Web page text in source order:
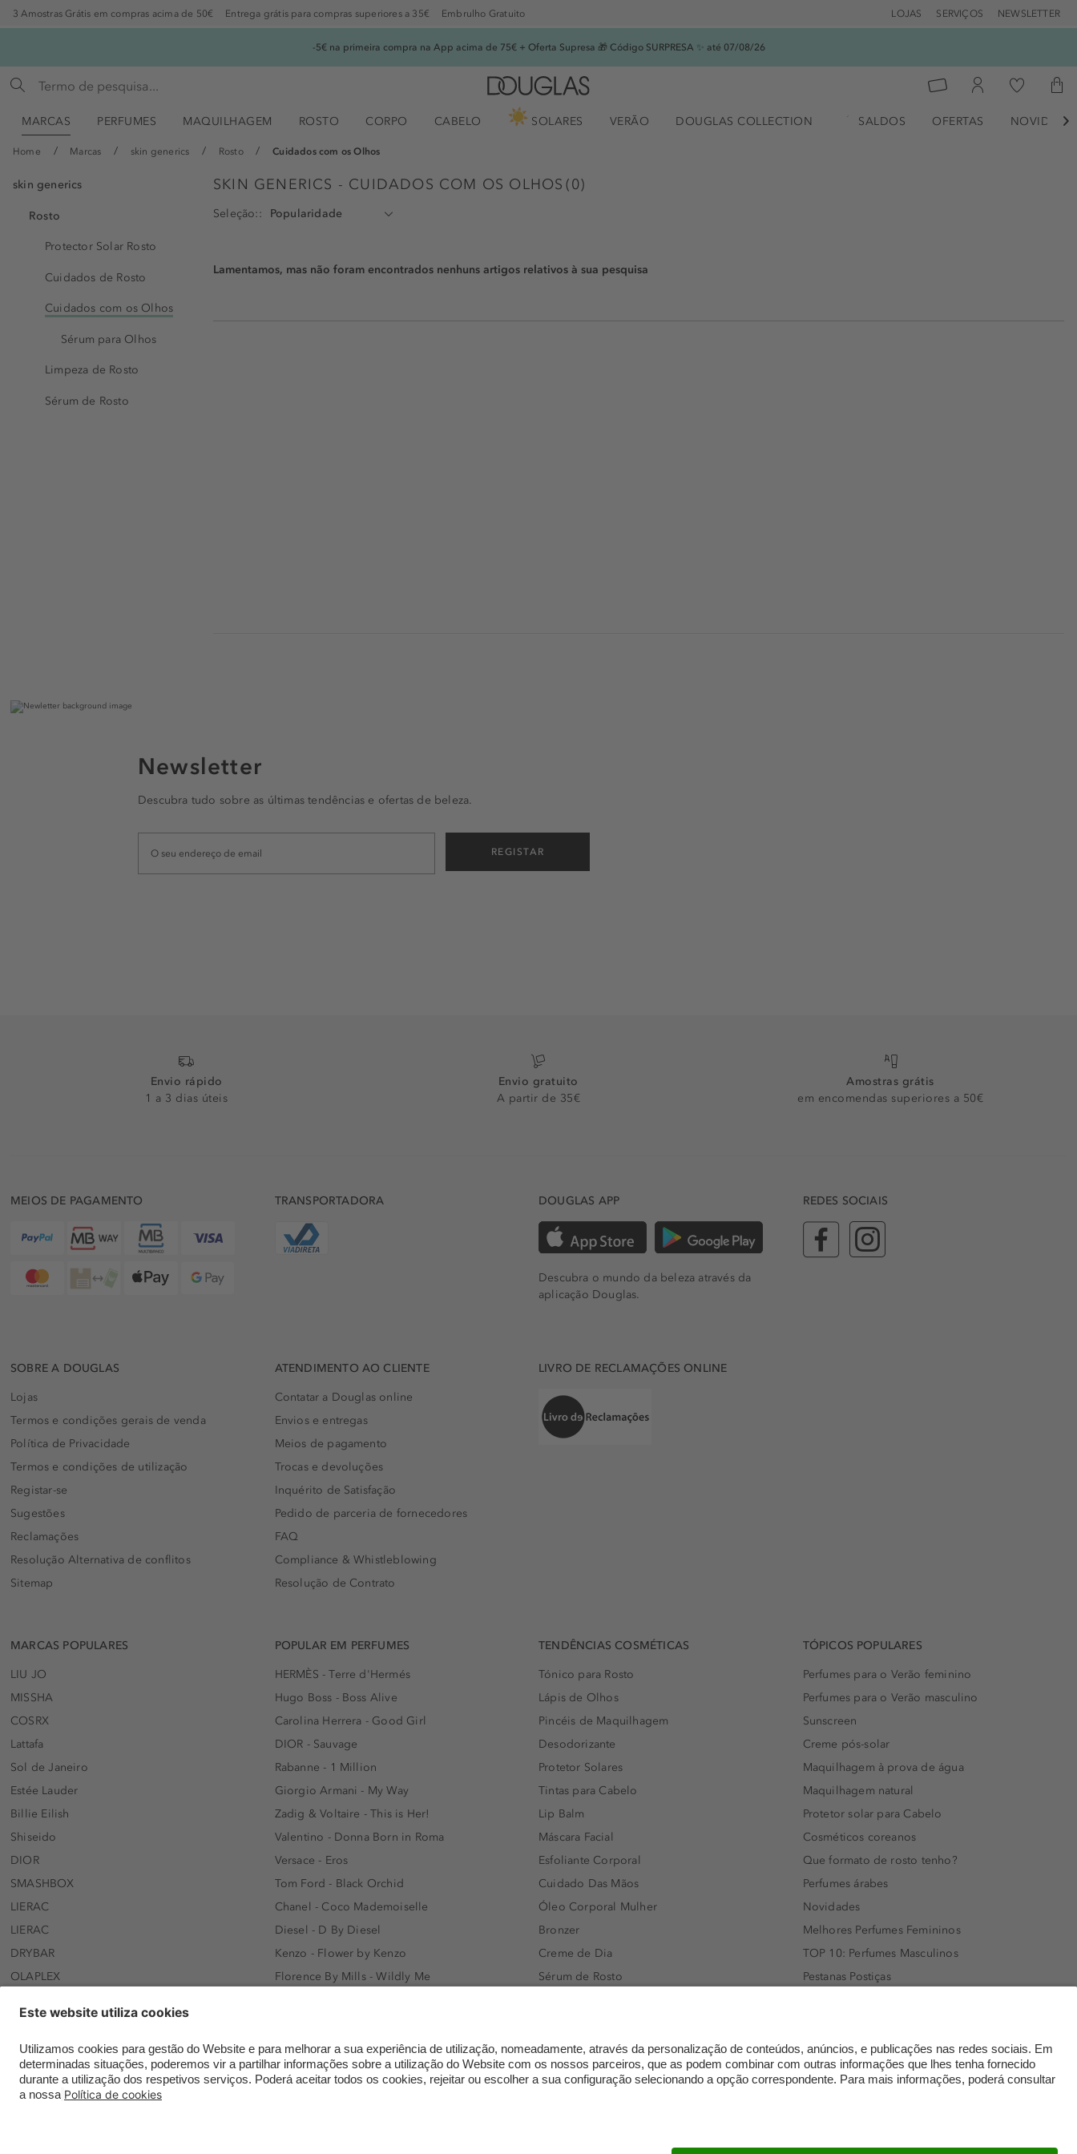
3 Amostras Grátis em compras acima de 50€ Entrega grátis para compras superiores a 35€ Embrulho Gratuito LOJAS SERVIÇOS NEWSLETTER
-5€ na primeira compra na App acima de 75€ + Oferta Supresa 🎁 Código SURPRESA ✨ até 07/08/26
MARCAS PERFUMES MAQUILHAGEM ROSTO CORPO CABELO SOLARES VERÃO DOUGLAS COLLECTION SALDOS OFERTAS 
Home Marcas skin generics Rosto Cuidados com os Olhos
skin generics
Rosto
Protector Solar Rosto
Cuidados de Rosto
Cuidados com os Olhos
Sérum para Olhos
Limpeza de Rosto
Sérum de Rosto
SKIN GENERICS - CUIDADOS COM OS OLHOS (0)
Seleção:
Lamentamos, mas não foram encontrados nenhuns artigos relativos à sua pesquisa
Newsletter
Descubra tudo sobre as últimas tendências e ofertas de beleza.
REGISTAR
Envio rápido
1 a 3 dias úteis
Envio gratuito
A partir de 35€
Amostras grátis
em encomendas superiores a 50€
MEIOS DE PAGAMENTO TRANSPORTADORA DOUGLAS APP
Descubra o mundo da beleza através da
aplicação Douglas.
REDES SOCIAIS
SOBRE A DOUGLAS
Lojas
Termos e condições gerais de venda
Política de Privacidade
Termos e condições de utilização
Registar-se
Sugestões
Reclamações
Resolução Alternativa de conflitos
Sitemap
ATENDIMENTO AO CLIENTE
Contatar a Douglas online
Envios e entregas
Meios de pagamento
Trocas e devoluções
Inquérito de Satisfação
Pedido de parceria de fornecedores
FAQ
Compliance & Whistleblowing
Resolução de Contrato
LIVRO DE RECLAMAÇÕES ONLINE
MARCAS POPULARES
LIU JO
MISSHA
COSRX
Lattafa
Sol de Janeiro
Estée Lauder
Billie Eilish
Shiseido
DIOR
SMASHBOX
LIERAC
LIERAC
DRYBAR
OLAPLEX
ARMAF
Beauty of Joseon
NANOLASH
POPULAR EM PERFUMES
HERMÈS - Terre d'Hermés
Hugo Boss - Boss Alive
Carolina Herrera - Good Girl
DIOR - Sauvage
Rabanne - 1 Million
Giorgio Armani - My Way
Zadig & Voltaire - This is Her!
Valentino - Donna Born in Roma
Versace - Eros
Tom Ford - Black Orchid
Chanel - Coco Mademoiselle
Diesel - D By Diesel
Kenzo - Flower by Kenzo
Florence By Mills - Wildly Me
Davidoff - Cool Water Men
KHLOÉ KARDASHIAN - Xo Khloè
TENDÊNCIAS COSMÉTICAS
Tónico para Rosto
Lápis de Olhos
Pincéis de Maquilhagem
Desodorizante
Protetor Solares
Tintas para Cabelo
Lip Balm
Máscara Facial
Esfoliante Corporal
Cuidado Das Mãos
Óleo Corporal Mulher
Bronzer
Creme de Dia
Sérum de Rosto
Espuma de Limpeza Facial
Dermocosmética
TÓPICOS POPULARES
Perfumes para o Verão feminino
Perfumes para o Verão masculino
Sunscreen
Creme pós-solar
Maquilhagem à prova de água
Maquilhagem natural
Protetor solar para Cabelo
Cosméticos coreanos
Que formato de rosto tenho?
Perfumes árabes
Novidades
Melhores Perfumes Femininos
TOP 10: Perfumes Masculinos
Pestanas Postiças
Rímel colorido
Embalagens Sustentáveis